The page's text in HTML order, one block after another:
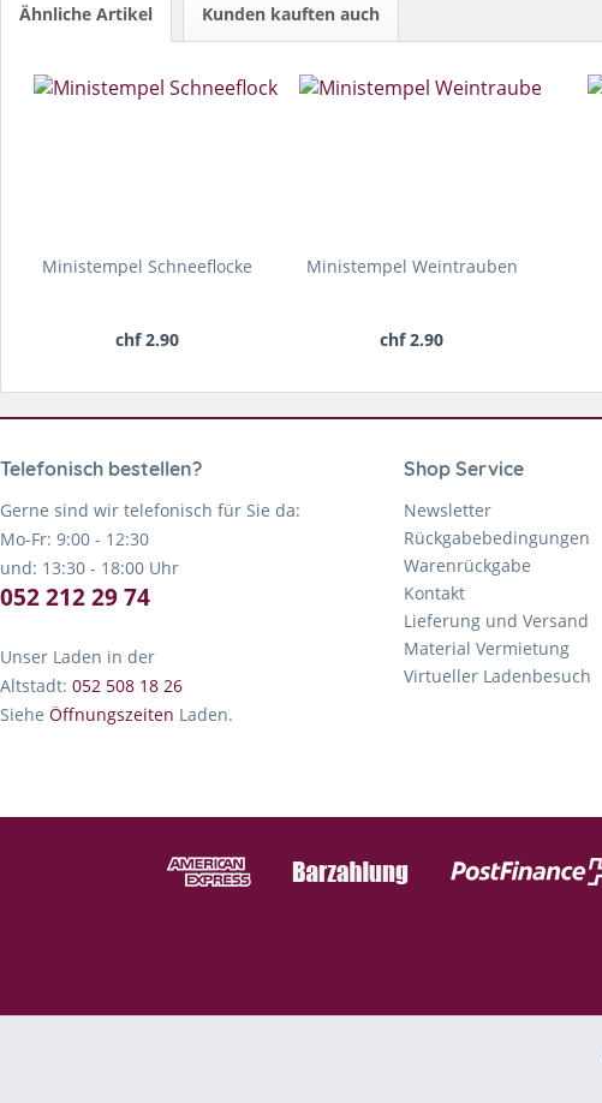
Ähnliche Artikel Kunden kauften auch
Ministempel Schneeflocke
chf 2.90
Ministempel Weintrauben
chf 2.90
Telefonisch bestellen?
Gerne sind wir telefonisch für Sie da:
Mo-Fr: 9:00 - 12:30
und: 13:30 - 18:00 Uhr
052 212 29 74
Unser Laden in der
Altstadt: 052 508 18 26
Siehe Öffnungszeiten Laden.
Shop Service
Newsletter
Rückgabebedingungen
Warenrückgabe
Kontakt
Lieferung und Versand
Material Vermietung
Virtueller Ladenbesuch